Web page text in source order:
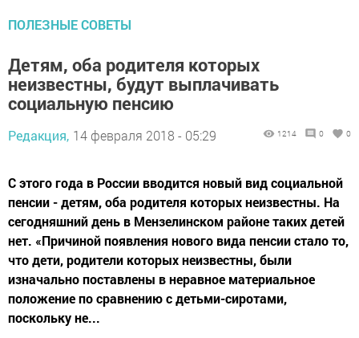
ПОЛЕЗНЫЕ СОВЕТЫ
Детям, оба родителя которых
неизвестны, будут выплачивать
социальную пенсию
Редакция, 14 февраля 2018 - 05:29 1214 0 0
С этого года в России вводится новый вид социальной
пенсии - детям, оба родителя которых неизвестны. На
сегодняшний день в Мензелинском районе таких детей
нет. «Причиной появления нового вида пенсии стало то,
что дети, родители которых неизвестны, были
изначально поставлены в неравное материальное
положение по сравнению с детьми-сиротами,
поскольку не...